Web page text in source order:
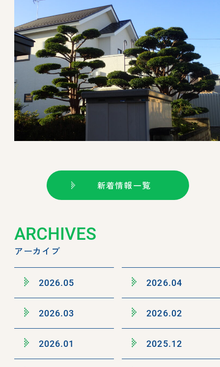
新着情報一覧
ARCHIVES
アーカイブ
2026.05 2026.04
2026.03 2026.02
2026.01 2025.12